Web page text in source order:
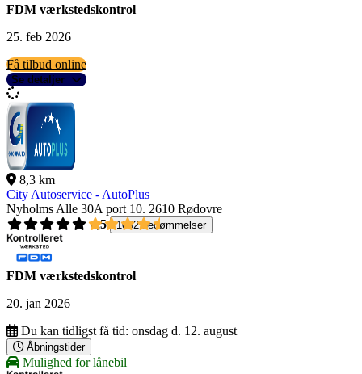
FDM værkstedskontrol
25. feb 2026
Få tilbud online
Se detaljer
8,3 km
City Autoservice - AutoPlus
Nyholms Alle 30A port 10. 2610 Rødovre
4,5
1092 bedømmelser
FDM værkstedskontrol
20. jan 2026
Du kan tidligst få tid: onsdag d. 12. august
Åbningstider
Mulighed for lånebil